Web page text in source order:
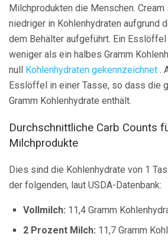
Milchprodukten die Menschen.
niedriger in Kohlenhydraten aufgrund
dem Behälter aufgeführt. Ein Esslöffel
weniger als ein halbes Gramm
null Kohlenhydraten gekennzeichnet .
Esslöffel in einer Tasse, so dass die
Gramm Kohlenhydrate enthält.
Durchschnittliche Carb Counts
Milchprodukte
Dies sind die Kohlenhydrate von 1
der folgenden, laut USDA-Datenbank:
Vollmilch: 11,4 Gramm
2 Prozent Milch: 11,7 Gramm